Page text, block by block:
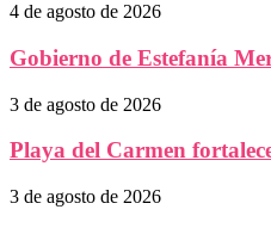
4 de agosto de 2026
Gobierno de Estefanía
3 de agosto de 2026
Playa del Carmen
3 de agosto de 2026